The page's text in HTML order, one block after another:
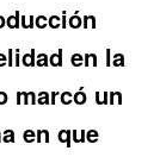
en la
marcó un
en que